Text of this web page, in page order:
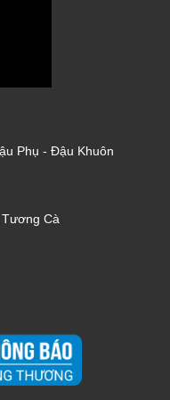
Phụ - Đậu Khuôn
Cà